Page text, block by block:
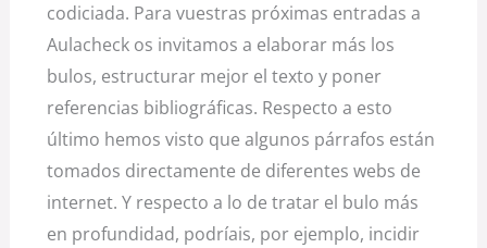
codiciada. Para vuestras próximas entradas a
Aulacheck os invitamos a elaborar más los
bulos, estructurar mejor el texto y poner
referencias bibliográficas. Respecto a esto
último hemos visto que algunos párrafos están
tomados directamente de diferentes webs de
internet. Y respecto a lo de tratar el bulo más
en profundidad, podríais, por ejemplo, incidir